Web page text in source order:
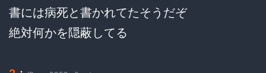
書には病死と書かれてたそうだぞ
絶対何かを隠蔽してる